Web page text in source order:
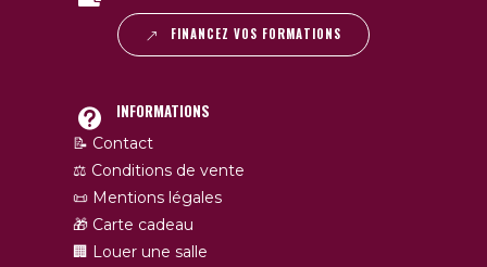
FINANCEZ VOS FORMATIONS
INFORMATIONS
📝 Contact
⚖️ Conditions de vente
📜 Mentions légales
🎁 Carte cadeau
🏢 Louer une salle